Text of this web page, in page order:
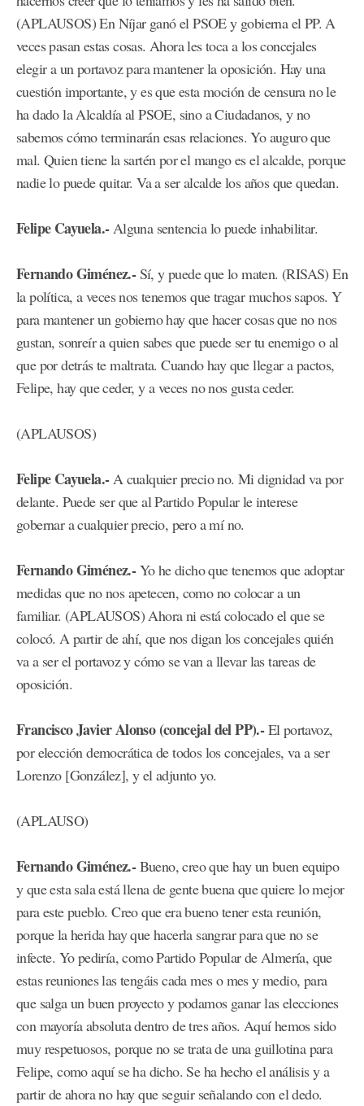
(APLAUSOS) En Níjar ganó el PSOE y gobierna el PP. A
veces pasan estas cosas. Ahora les toca a los concejales
elegir a un portavoz para mantener la oposición. Hay una
cuestión importante, y es que esta moción de censura no le
ha dado la Alcaldía al PSOE, sino a Ciudadanos, y no
sabemos cómo terminarán esas relaciones. Yo auguro que
mal. Quien tiene la sartén por el mango es el alcalde, porque
nadie lo puede quitar. Va a ser alcalde los años que quedan.
Felipe Cayuela.-Alguna sentencia lo puede inhabilitar.
Fernando Giménez.-Sí, y puede que lo maten. (RISAS) En
la política, a veces nos tenemos que tragar muchos sapos. Y
para mantener un gobierno hay que hacer cosas que no nos
gustan, sonreír a quien sabes que puede ser tu enemigo o al
que por detrás te maltrata. Cuando hay que llegar a pactos,
Felipe, hay que ceder, y a veces no nos gusta ceder.
(APLAUSOS)
Felipe Cayuela.-A cualquier precio no. Mi dignidad va por
delante. Puede ser que al Partido Popular le interese
gobernar a cualquier precio, pero a mí no.
Fernando Giménez.-Yo he dicho que tenemos que adoptar
medidas que no nos apetecen, como no colocar a un
familiar. (APLAUSOS) Ahora ni está colocado el que se
colocó. A partir de ahí, que nos digan los concejales quién
va a ser el portavoz y cómo se van a llevar las tareas de
oposición.
Francisco Javier Alonso (concejal del PP).-El portavoz,
por elección democrática de todos los concejales, va a ser
Lorenzo [González], y el adjunto yo.
(APLAUSO)
Fernando Giménez.-Bueno, creo que hay un buen equipo
y que esta sala está llena de gente buena que quiere lo mejor
para este pueblo. Creo que era bueno tener esta reunión,
porque la herida hay que hacerla sangrar para que no se
infecte. Yo pediría, como Partido Popular de Almería, que
estas reuniones las tengáis cada mes o mes y medio, para
que salga un buen proyecto y podamos ganar las elecciones
con mayoría absoluta dentro de tres años. Aquí hemos sido
muy respetuosos, porque no se trata de una guillotina para
Felipe, como aquí se ha dicho. Se ha hecho el análisis y a
partir de ahora no hay que seguir señalando con el dedo.